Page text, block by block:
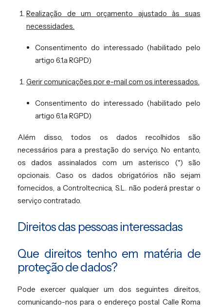
Realização de um orçamento ajustado às suas
necessidades.
Consentimento do interessado (habilitado pelo
artigo 6.1.a RGPD)
Gerir comunicações por e-mail com os interessados.
Consentimento do interessado (habilitado pelo
artigo 6.1.a RGPD)
Além disso, todos os dados recolhidos são
necessários para a prestação do serviço. No entanto,
os dados assinalados com um asterisco (*) são
opcionais. Caso os dados obrigatórios não sejam
fornecidos, a Controltecnica, S.L. não poderá prestar o
serviço contratado.
Direitos das pessoas interessadas
Que direitos tenho em matéria de
proteção de dados?
Pode exercer qualquer um dos seguintes direitos,
comunicando-nos para o endereço postal Calle Roma